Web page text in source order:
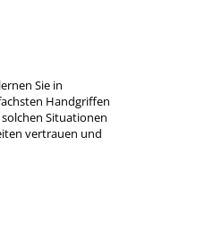
Sie in
Handgriffen
Situationen
vertrauen und